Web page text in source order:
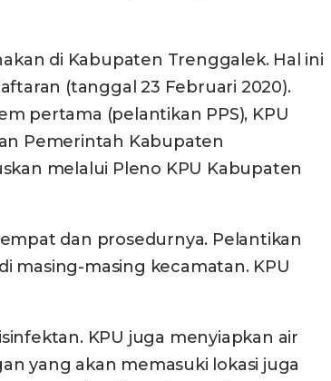
di Kabupaten Trenggalek. Hal ini
(tanggal 23 Februari 2020).
pertama (pelantikan PPS), KPU
Pemerintah Kabupaten
melalui Pleno KPU Kabupaten
dan prosedurnya. Pelantikan
masing-masing kecamatan. KPU
KPU juga menyiapkan air
yang akan memasuki lokasi juga